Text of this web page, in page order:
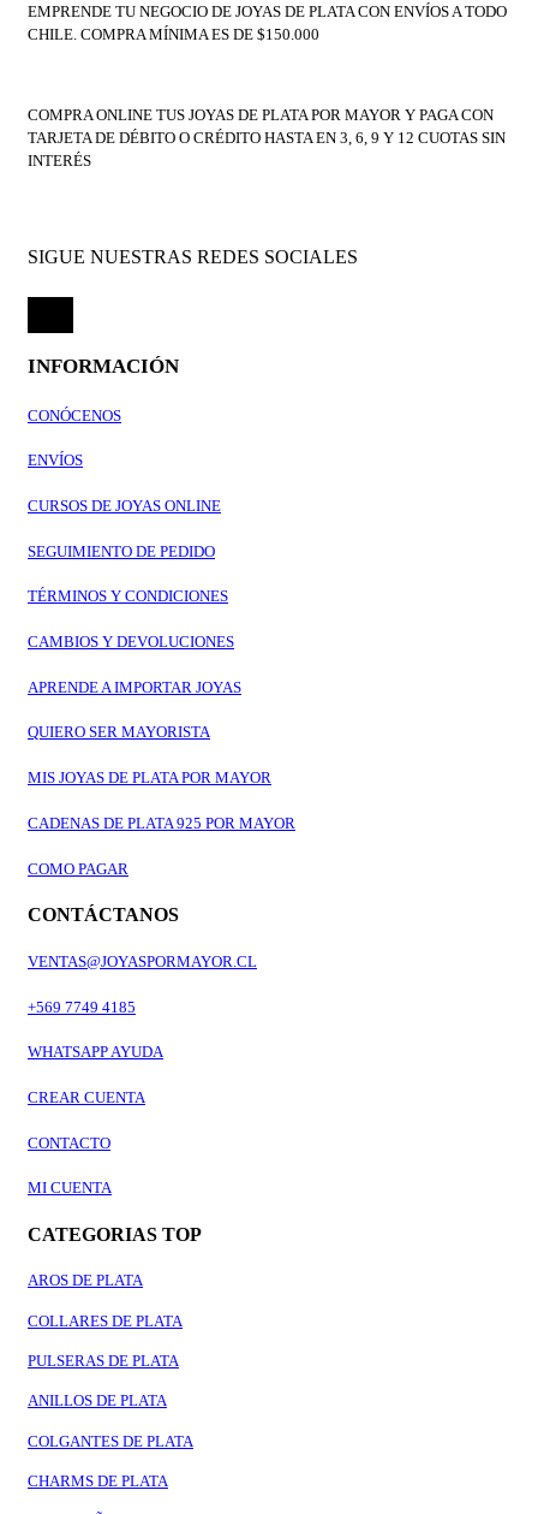
EMPRENDE TU NEGOCIO DE JOYAS DE PLATA CON ENVÍOS A TODO
CHILE. COMPRA MÍNIMA ES DE $150.000
COMPRA ONLINE TUS JOYAS DE PLATA POR MAYOR Y PAGA CON
TARJETA DE DÉBITO O CRÉDITO HASTA EN 3, 6, 9 Y 12 CUOTAS SIN
INTERÉS
SIGUE NUESTRAS REDES SOCIALES
INFORMACIÓN
CONÓCENOS
ENVÍOS
CURSOS DE JOYAS ONLINE
SEGUIMIENTO DE PEDIDO
TÉRMINOS Y CONDICIONES
CAMBIOS Y DEVOLUCIONES
APRENDE A IMPORTAR JOYAS
QUIERO SER MAYORISTA
MIS JOYAS DE PLATA POR MAYOR
CADENAS DE PLATA 925 POR MAYOR
COMO PAGAR
CONTÁCTANOS
VENTAS@JOYASPORMAYOR.CL
+569 7749 4185
WHATSAPP AYUDA
CREAR CUENTA
CONTACTO
MI CUENTA
CATEGORIAS TOP
AROS DE PLATA
COLLARES DE PLATA
PULSERAS DE PLATA
ANILLOS DE PLATA
COLGANTES DE PLATA
CHARMS DE PLATA